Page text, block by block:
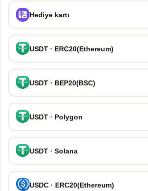
Hediye kartı
USDT · ERC20(Ethereum)
USDT · BEP20(BSC)
USDT · Polygon
USDT · Solana
USDC · ERC20(Ethereum)